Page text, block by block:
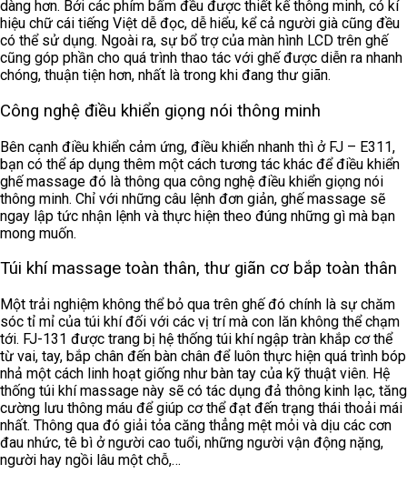
dàng hơn. Bởi các phím bấm đều được thiết kế thông minh, có kí
hiệu chữ cái tiếng Việt dễ đọc, dễ hiểu, kể cả người già cũng đều
có thể sử dụng. Ngoài ra, sự bổ trợ của màn hình LCD trên ghế
cũng góp phần cho quá trình thao tác với ghế được diễn ra nhanh
chóng, thuận tiện hơn, nhất là trong khi đang thư giãn.
Công nghệ điều khiển giọng nói thông minh
Bên cạnh điều khiển cảm ứng, điều khiển nhanh thì ở FJ – E311,
bạn có thể áp dụng thêm một cách tương tác khác để điều khiển
ghế massage đó là thông qua công nghệ điều khiển giọng nói
thông minh. Chỉ với những câu lệnh đơn giản, ghế massage sẽ
ngay lập tức nhận lệnh và thực hiện theo đúng những gì mà bạn
mong muốn.
Túi khí massage toàn thân, thư giãn cơ bắp toàn thân
Một trải nghiệm không thể bỏ qua trên ghế đó chính là sự chăm
sóc tỉ mỉ của túi khí đối với các vị trí mà con lăn không thể chạm
tới. FJ-131 được trang bị hệ thống túi khí ngập tràn khắp cơ thể
từ vai, tay, bắp chân đến bàn chân để luôn thực hiện quá trình bóp
nhả một cách linh hoạt giống như bàn tay của kỹ thuật viên. Hệ
thống túi khí massage này sẽ có tác dụng đả thông kinh lạc, tăng
cường lưu thông máu để giúp cơ thể đạt đến trạng thái thoải mái
nhất. Thông qua đó giải tỏa căng thẳng mệt mỏi và dịu các cơn
đau nhức, tê bì ở người cao tuổi, những người vận động nặng,
người hay ngồi lâu một chỗ,…